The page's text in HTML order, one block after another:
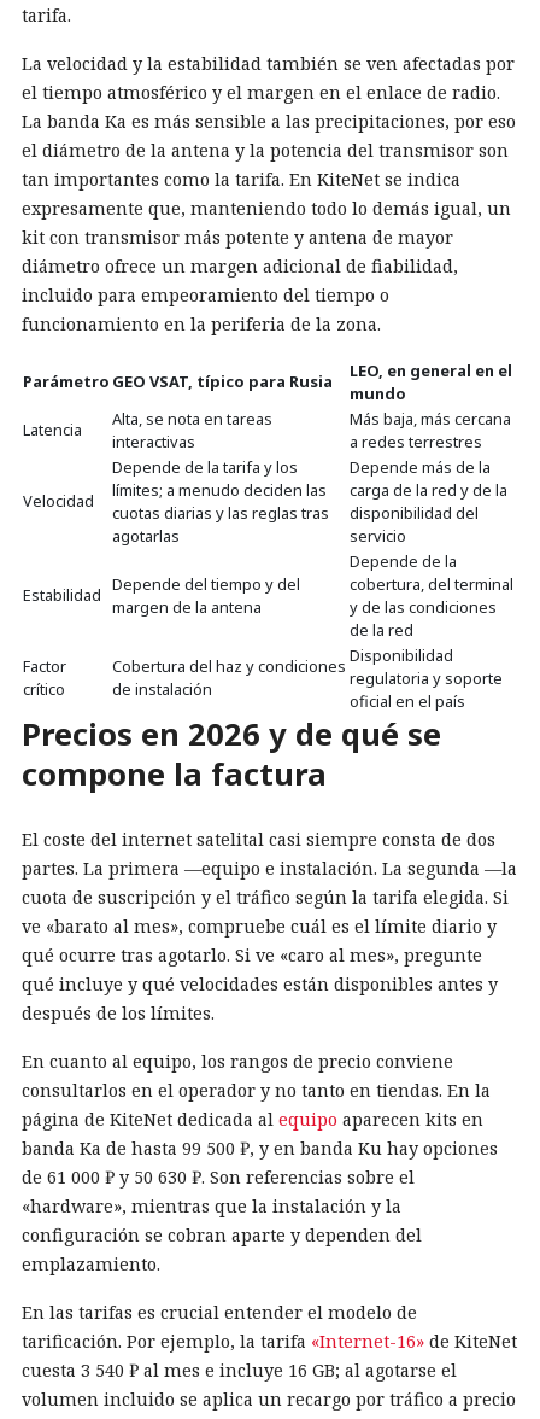
tarifa.
La velocidad y la estabilidad también se ven afectadas por
el tiempo atmosférico y el margen en el enlace de radio.
La banda Ka es más sensible a las precipitaciones, por eso
el diámetro de la antena y la potencia del transmisor son
tan importantes como la tarifa. En KiteNet se indica
expresamente que, manteniendo todo lo demás igual, un
kit con transmisor más potente y antena de mayor
diámetro ofrece un margen adicional de fiabilidad,
incluido para empeoramiento del tiempo o
funcionamiento en la periferia de la zona.
Parámetro GEO VSAT, típico para Rusia
LEO, en general en el
mundo
Latencia
Alta, se nota en tareas
interactivas
Más baja, más cercana
a redes terrestres
Velocidad
Depende de la tarifa y los
límites; a menudo deciden las
cuotas diarias y las reglas tras
agotarlas
Depende más de la
carga de la red y de la
disponibilidad del
servicio
Estabilidad Depende del tiempo y del
margen de la antena
Depende de la
cobertura, del terminal
y de las condiciones
de la red
Factor
crítico
Cobertura del haz y condiciones
de instalación
Disponibilidad
regulatoria y soporte
oficial en el país
Precios en 2026 y de qué se
compone la factura
El coste del internet satelital casi siempre consta de dos
partes. La primera —equipo e instalación. La segunda —la
cuota de suscripción y el tráfico según la tarifa elegida. Si
ve «barato al mes», compruebe cuál es el límite diario y
qué ocurre tras agotarlo. Si ve «caro al mes», pregunte
qué incluye y qué velocidades están disponibles antes y
después de los límites.
En cuanto al equipo, los rangos de precio conviene
consultarlos en el operador y no tanto en tiendas. En la
página de KiteNet dedicada al equipo aparecen kits en
banda Ka de hasta 99 500 ₽, y en banda Ku hay opciones
de 61 000 ₽ y 50 630 ₽. Son referencias sobre el
«hardware», mientras que la instalación y la
configuración se cobran aparte y dependen del
emplazamiento.
En las tarifas es crucial entender el modelo de
tarificación. Por ejemplo, la tarifa «Internet-16» de KiteNet
cuesta 3 540 ₽ al mes e incluye 16 GB; al agotarse el
volumen incluido se aplica un recargo por tráfico a precio